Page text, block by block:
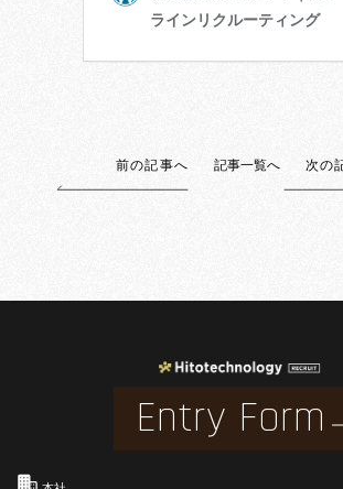
前の記事へ 記事一覧へ 次の
Entry Form